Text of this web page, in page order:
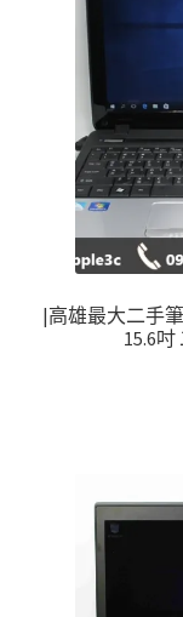
|高雄最大二手筆
15.6